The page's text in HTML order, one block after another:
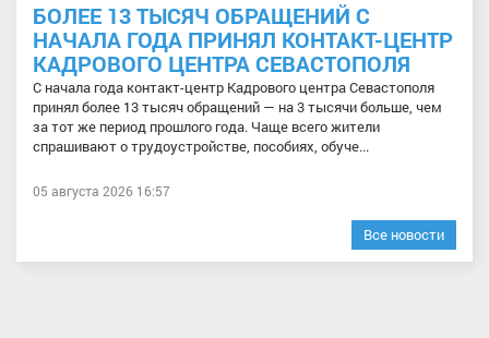
БОЛЕЕ 13 ТЫСЯЧ ОБРАЩЕНИЙ С
НАЧАЛА ГОДА ПРИНЯЛ КОНТАКТ-ЦЕНТР
КАДРОВОГО ЦЕНТРА СЕВАСТОПОЛЯ
С начала года контакт-центр Кадрового центра Севастополя
принял более 13 тысяч обращений — на 3 тысячи больше, чем
за тот же период прошлого года. Чаще всего жители
спрашивают о трудоустройстве, пособиях, обуче...
05 августа 2026 16:57
Все новости